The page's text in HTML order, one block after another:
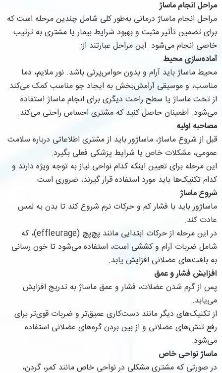
مراحل انجام ماساژ
مراحل انجام ماساژ درمانی به‌طور کلی شامل چندین مرحله است که
برای تضمین تأثیر مثبت و بهبود شرایط بیمار یا مشتری به ترتیب
خاصی انجام می‌شود. این مراحل عبارتند از:
آماده‌سازی محیط
محیط ماساژ باید آرام و بدون حواس‌پرتی باشد. نور ملایم، دما
مناسب، و موسیقی آرامش‌بخش به ایجاد جو مناسب کمک می‌کند.
از تخت ماساژ یا سطح راحت دیگری برای انجام ماساژ استفاده
می‌شود. اطمینان حاصل کنید که مشتری احساس راحتی می‌کند.
مصاحبه اولیه
قبل از شروع ماساژ، ماساژور باید از مشتری اطلاعاتی درباره سلامت
عمومی، مشکلات خاص یا شرایط پزشکی فعلی بگیرد.
این مرحله برای تعیین اینکه کدام نواحی نیاز به توجه ویژه دارند و
کدام تکنیک‌ها باید مورد استفاده قرار گیرند، ضروری است.
شروع ماساژ
ماساژور باید با فشار کم و حرکات نرم شروع کند تا بدن به لمس
عادت کند.
در این مرحله از حرکات ابتدایی مانند پچ‌پچ (effleurage)، که
شامل ضربات آرام و کششی است، استفاده می‌شود تا خون‌ رسانی
به بافت‌های عضلانی افزایش یابد.
افزایش فشار و عمق
پس از گرم شدن عضلات، فشار و عمق ماساژ به تدریج افزایش
می‌یابد.
از تکنیک‌های دیگر مانند دست‌کاری عمیق‌تر و ضربات قوی‌تر برای
رفع تنش‌های عضلانی و از بین بردن گره‌های عضلانی استفاده
می‌شود.
ماساژ نواحی خاص
در صورتی که مشتری مشکلی در نواحی خاص مانند کمر، گردن،